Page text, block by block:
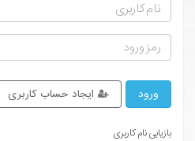
ورود ایجاد حساب کاربری
بازیابی نام کاربری